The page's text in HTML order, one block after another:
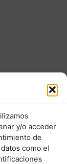
y/o acceder
de
como el
229 cms.